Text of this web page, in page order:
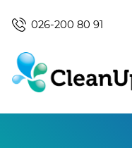
026-200 80 91